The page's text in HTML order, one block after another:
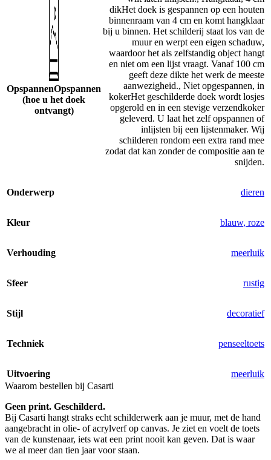
OpspannenOpspannen
(hoe u het doek
ontvangt)
dikHet doek is gespannen op een houten
binnenraam van 4 cm en komt hangklaar
bij u binnen. Het schilderij staat los van de
muur en werpt een eigen schaduw,
waardoor het als zelfstandig object hangt
en niet om een lijst vraagt. Vanaf 100 cm
geeft deze dikte het werk de meeste
aanwezigheid., Niet opgespannen, in
kokerHet geschilderde doek wordt losjes
opgerold en in een stevige verzendkoker
geleverd. U laat het zelf opspannen of
inlijsten bij een lijstenmaker. Wij
schilderen rondom een extra rand mee
zodat dat kan zonder de compositie aan te
snijden.
Onderwerp dieren
Kleur blauw, roze
Verhouding meerluik
Sfeer rustig
Stijl decoratief
Techniek penseeltoets
Uitvoering
meerluik
Waarom bestellen bij Casarti
Geen print. Geschilderd.
Bij Casarti hangt straks echt schilderwerk aan je muur, met de hand
aangebracht in olie- of acrylverf op canvas. Je ziet en voelt de toets
van de kunstenaar, iets wat een print nooit kan geven. Dat is waar
we al meer dan tien jaar voor staan.